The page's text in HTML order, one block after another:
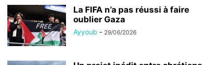
La FIFA n’a pas réussi à faire
oublier Gaza
Ayyoub - 29/06/2026